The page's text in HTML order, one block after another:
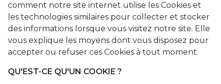
comment notre site internet utilise les Cookies et
les technologies similaires pour collecter et stocker
des informations lorsque vous visitez notre site. Elle
vous explique les moyens dont vous disposez pour
accepter ou refuser ces Cookies à tout moment.
QU'EST-CE QU'UN COOKIE ?